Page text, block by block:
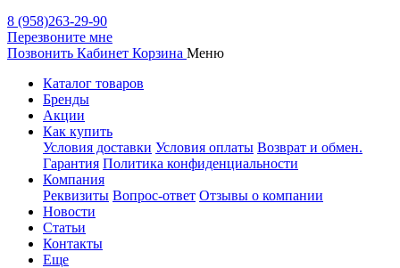
8 (958)263-29-90
Перезвоните мне
Позвонить Кабинет Корзина Меню
Каталог товаров
Бренды
Акции
Как купить
Условия доставки Условия оплаты Возврат и обмен.
Гарантия Политика конфиденциальности
Компания
Реквизиты Вопрос-ответ Отзывы о компании
Новости
Статьи
Контакты
Еще